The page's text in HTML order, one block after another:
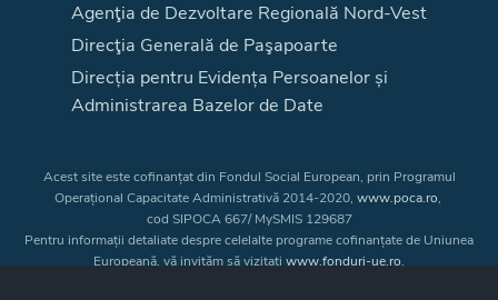
Agenţia de Dezvoltare Regională Nord-Vest
Direcţia Generală de Paşapoarte
Direcția pentru Evidența Persoanelor și
Administrarea Bazelor de Date
Acest site este cofinanțat din Fondul Social European, prin Programul
Operațional Capacitate Administrativă 2014-2020, www.poca.ro,
cod SIPOCA 667/ MySMIS 129687
Pentru informații detaliate despre celelalte programe cofinanțate de Uniunea
Europeană, vă invităm să vizitați www.fonduri-ue.ro.